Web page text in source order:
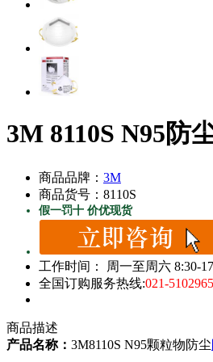
3M 8110S N95防
商品品牌： 3M
商品货号：8110S
假一罚十 价优现货
工作时间： 周一至周六 8:30-
全国订购服务热线:021-
商品描述
产品名称： 3M8110S N95颗粒物防尘